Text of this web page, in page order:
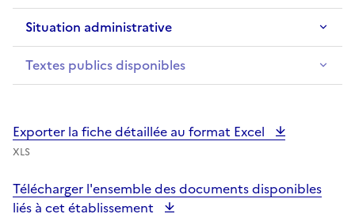
Situation administrative
Textes publics disponibles
Exporter la fiche détaillée au format Excel
XLS
Télécharger l'ensemble des documents disponibles
liés à cet établissement